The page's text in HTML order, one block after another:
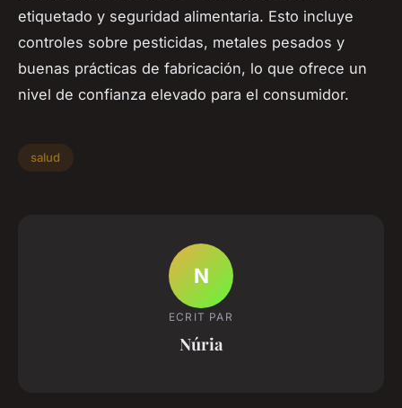
etiquetado y seguridad alimentaria. Esto incluye
controles sobre pesticidas, metales pesados y
buenas prácticas de fabricación, lo que ofrece un
nivel de confianza elevado para el consumidor.
salud
N
ECRIT PAR
Núria